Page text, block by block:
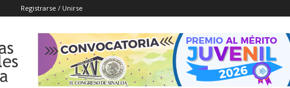
Registrarse / Unirse